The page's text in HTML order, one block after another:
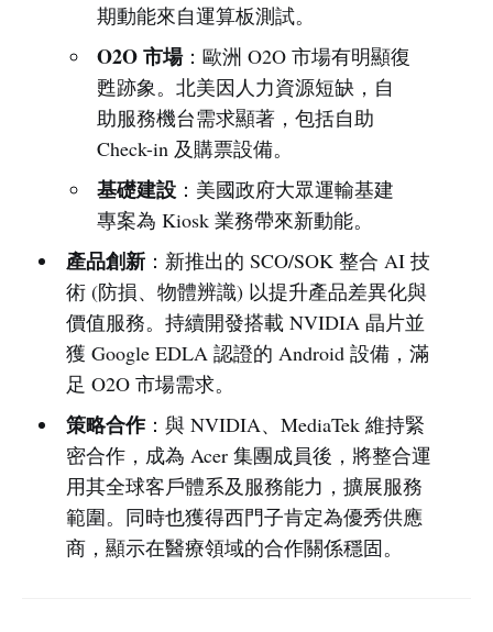
期動能來自運算板測試。
O2O 市場：歐洲 O2O 市場有明顯復
甦跡象。北美因人力資源短缺，自
助服務機台需求顯著，包括自助
Check-in 及購票設備。
基礎建設 ：美國政府大眾運輸基建
專案為 Kiosk 業務帶來新動能。
產品創新：新推出的 SCO/SOK 整合 AI 技
術 (防損、物體辨識) 以提升產品差異化與
價值服務。持續開發搭載 NVIDIA 晶片並
獲 Google EDLA 認證的 Android 設備，滿
足 O2O 市場需求。
策略合作：與 NVIDIA、MediaTek 維持緊
密合作，成為 Acer 集團成員後，將整合運
用其全球客戶體系及服務能力，擴展服務
範圍。同時也獲得西門子肯定為優秀供應
商，顯示在醫療領域的合作關係穩固。